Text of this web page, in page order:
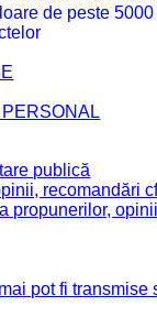
de peste 5000
publică
recomandări
propunerilor,
pot fi transmise